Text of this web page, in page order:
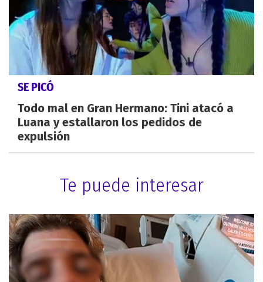
SE PICÓ
Todo mal en Gran Hermano: Tini atacó a
Luana y estallaron los pedidos de
expulsión
Te puede interesar